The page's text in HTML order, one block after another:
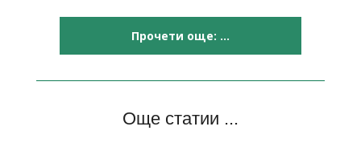
Прочети още: ...
Още статии ...